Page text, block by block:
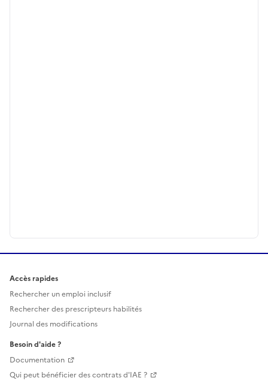
Accès rapides
Rechercher un emploi inclusif
Rechercher des prescripteurs habilités
Journal des modifications
Besoin d'aide ?
Documentation
Qui peut bénéficier des contrats d'IAE ?